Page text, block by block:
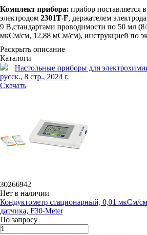
Комплект прибора: прибор поставляется
электродом 2301T-F, держателем
9 В,стандартами проводимости по 50 мл
мкСм/см, 12,88 мСм/см), инструкцией по
Раскрыть описание
Каталоги
Настольные приборы для
русск., 8 стр., 2024 г.
Скачать
30266942
Нет в наличии
Кондуктометр стационарный, 0,01 мкСм/
датчика, F30-Meter
По запросу